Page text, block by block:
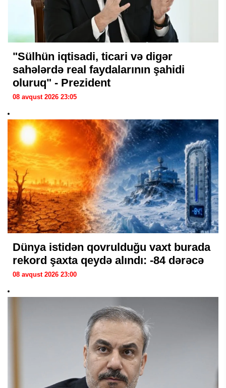
"Sülhün iqtisadi, ticari və digər
sahələrdə real faydalarının şahidi
oluruq" - Prezident
08 avqust 2026 23:05
Dünya istidən qovrulduğu vaxt burada
rekord şaxta qeydə alındı: -84 dərəcə
08 avqust 2026 23:00